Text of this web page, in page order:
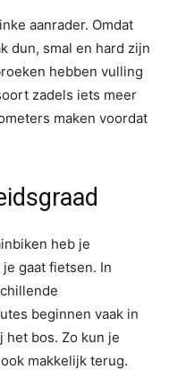
aanrader. Omdat
dun, smal en hard zijn
hebben vulling
zadels iets meer
maken voordat
heb je
gaat fietsen. In
beginnen vaak in
het bos. Zo kun je
makkelijk terug.